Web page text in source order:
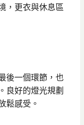
，更衣與休息區
後一個環節，也
良好的燈光規劃
鬆感受。